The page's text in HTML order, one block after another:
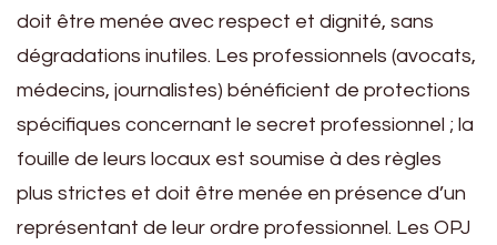
doit être menée avec respect et dignité, sans
dégradations inutiles. Les professionnels (avocats,
médecins, journalistes) bénéficient de protections
spécifiques concernant le secret professionnel ; la
fouille de leurs locaux est soumise à des règles
plus strictes et doit être menée en présence d’un
représentant de leur ordre professionnel. Les OPJ